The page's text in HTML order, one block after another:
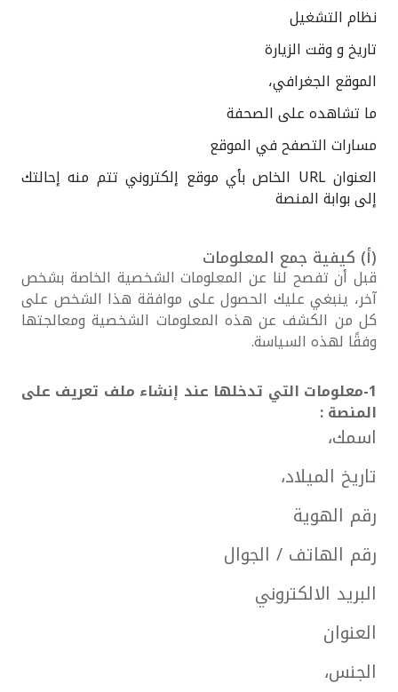
نظام التشغيل
تاريخ و وقت الزيارة
الموقع الجغرافي،
ما تشاهده على الصحفة
مسارات التصفح في الموقع
العنوان URL الخاص بأي موقع إلكتروني تتم منه إحالتك
إلى بوابة المنصة
(أ‌) كيفية جمع المعلومات
قبل أن تفصح لنا عن المعلومات الشخصية الخاصة بشخص
آخر، ينبغي عليك الحصول على موافقة هذا الشخص على
كل من الكشف عن هذه المعلومات الشخصية ومعالجتها
وفقًا لهذه السياسة.
1-معلومات التي تدخلها عند إنشاء ملف تعريف على
المنصة :
اسمك،
تاريخ الميلاد،
رقم الهوية
رقم الهاتف / الجوال
البريد الالكتروني
العنوان
الجنس،